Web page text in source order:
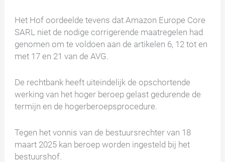
Het Hof oordeelde tevens dat Amazon Europe Core
SARL niet de nodige corrigerende maatregelen had
genomen om te voldoen aan de artikelen 6, 12 tot en
met 17 en 21 van de AVG.
De rechtbank heeft uiteindelijk de opschortende
werking van het hoger beroep gelast gedurende de
termijn en de hogerberoepsprocedure.
Tegen het vonnis van de bestuursrechter van 18
maart 2025 kan beroep worden ingesteld bij het
bestuurshof.